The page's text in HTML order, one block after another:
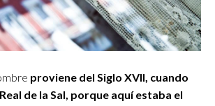
proviene del Siglo XVII, cuando
de la Sal, porque aquí estaba el